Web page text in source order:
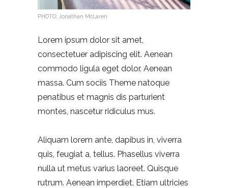
PHOTO: Jonathan McLaren
Lorem ipsum dolor sit amet,
consectetuer adipiscing elit. Aenean
commodo ligula eget dolor. Aenean
massa. Cum sociis Theme natoque
penatibus et magnis dis parturient
montes, nascetur ridiculus mus.
Aliquam lorem ante, dapibus in, viverra
quis, feugiat a, tellus. Phasellus viverra
nulla ut metus varius laoreet. Quisque
rutrum. Aenean imperdiet. Etiam ultricies